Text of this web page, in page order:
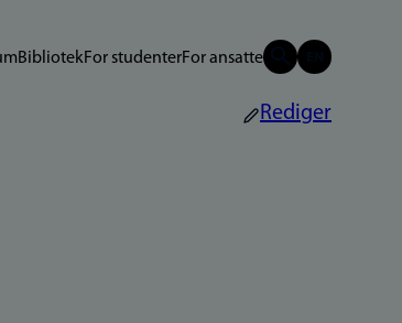
BibliotekFor studenterFor ansatte
Rediger